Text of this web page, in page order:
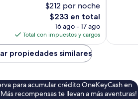
$212 por noche
El
precio
actual
es
de
$233
$233 en total
16 ago - 17 ago
Total con impuestos y cargos
propiedades similares
para acumular crédito OneKeyCash en
recompensas te llevan a más aventuras!